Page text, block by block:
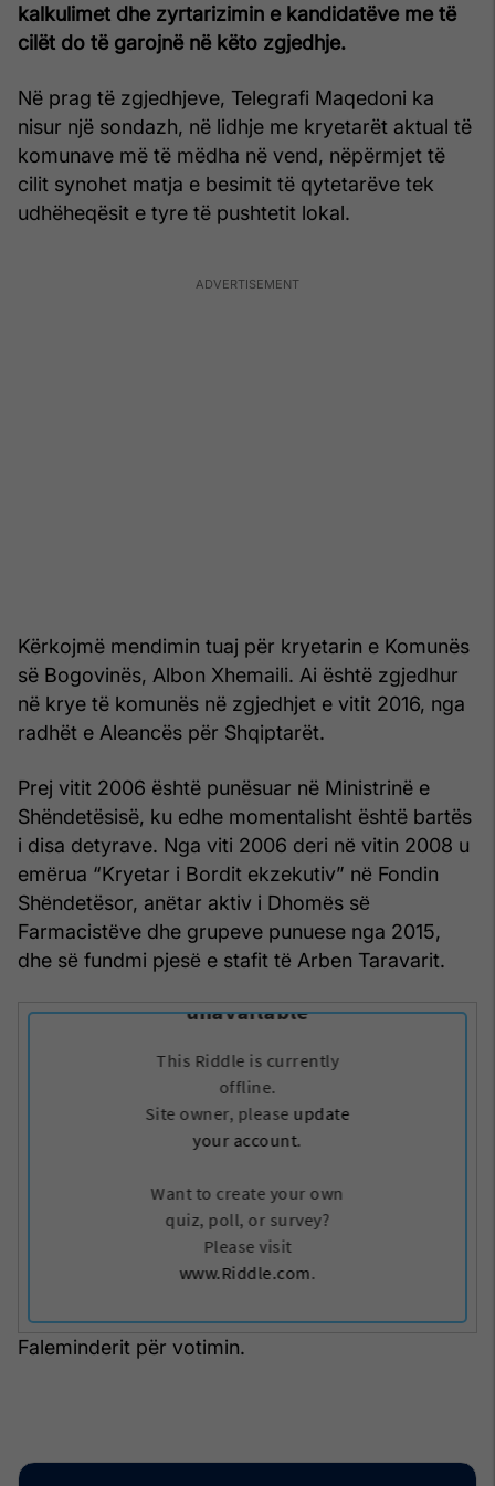
kalkulimet dhe zyrtarizimin e kandidatëve me të
cilët do të garojnë në këto zgjedhje.
Në prag të zgjedhjeve, Telegrafi Maqedoni ka
nisur një sondazh, në lidhje me kryetarët aktual të
komunave më të mëdha në vend, nëpërmjet të
cilit synohet matja e besimit të qytetarëve tek
udhëheqësit e tyre të pushtetit lokal.
Kërkojmë mendimin tuaj për kryetarin e Komunës
së Bogovinës, Albon Xhemaili. Ai është zgjedhur
në krye të komunës në zgjedhjet e vitit 2016, nga
radhët e Aleancës për Shqiptarët.
Prej vitit 2006 është punësuar në Ministrinë e
Shëndetësisë, ku edhe momentalisht është bartës
i disa detyrave. Nga viti 2006 deri nё vitin 2008 u
emёrua “Kryetar i Bordit ekzekutiv” nё Fondin
Shёndetësor, anёtar aktiv i Dhomёs sё
Farmacistёve dhe grupeve punuese nga 2015,
dhe sё fundmi pjesё e stafit tё Arben Taravarit.
Faleminderit për votimin.